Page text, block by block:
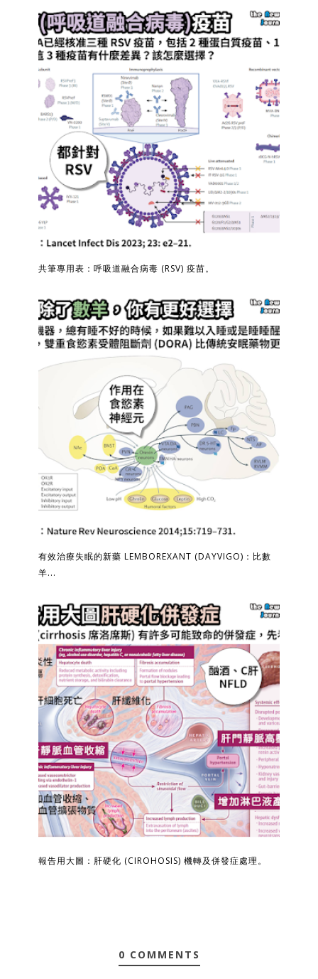
共筆專用表：呼吸道融合病毒 (RSV) 疫苗。
有效治療失眠的新藥 LEMBOREXANT (DAYVIGO)：比數
羊...
報告用大圖：肝硬化 (CIROHOSIS) 機轉及併發症處理。
0 COMMENTS